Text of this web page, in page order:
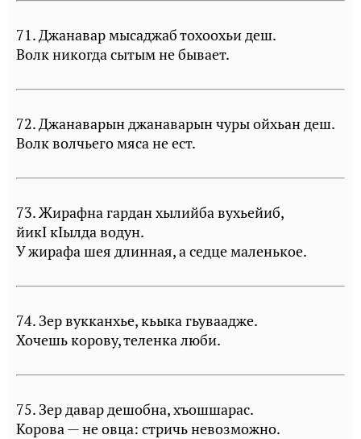
71. Джанавар мысаджаб тохоохьи деш.
Волк никогда сытым не бывает.
72. Джанаварын джанаварын чуры ойхьан деш.
Волк волчьего мяса не ест.
73. Жирафна гардан хылийба вухьейиб,
йикI кIылда водун.
У жирафа шея длинная, а седце маленькое.
74. Зер вукканхье, кьыка гьуваадже.
Хочешь корову, теленка люби.
75. Зер давар дешобна, хъошшарас.
Корова — не овца: стричь невозможно.